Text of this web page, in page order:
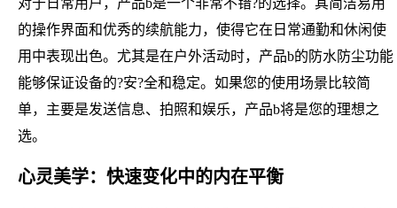
的操作界面和优秀的续航能力，使得它在日常通勤和休闲使
用中表现出色。尤其是在户外活动时，产品b的防水防尘功能
能够保证设备的?安?全和稳定。如果您的使用场景比较简
单，主要是发送信息、拍照和娱乐，产品b将是您的理想之
选。
心灵美学：快速变化中的内在平衡